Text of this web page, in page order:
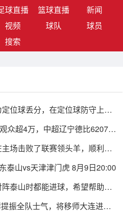
球直播 篮球直播
新闻
视频 球队
球员
搜索
位球丢分，在定位球防守上犯
众超4万，中超辽宁德比62075
场击败了联赛领头羊，顺利拿
泰山vs天津津门虎 8月9日20:00
泰山时都能进球，希望帮助球
振全队士气，将移师大连进行